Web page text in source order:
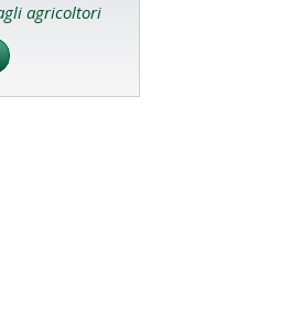
agricoltori